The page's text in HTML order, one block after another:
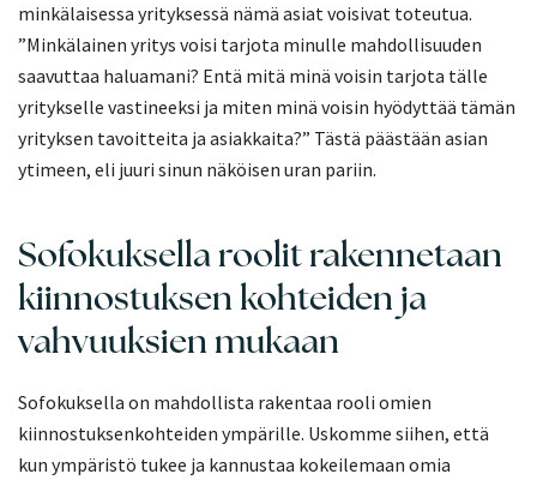
minkälaisessa yrityksessä nämä asiat voisivat toteutua.
”Minkälainen yritys voisi tarjota minulle mahdollisuuden
saavuttaa haluamani? Entä mitä minä voisin tarjota tälle
yritykselle vastineeksi ja miten minä voisin hyödyttää tämän
yrityksen tavoitteita ja asiakkaita?” Tästä päästään asian
ytimeen, eli juuri sinun näköisen uran pariin.
Sofokuksella roolit rakennetaan
kiinnostuksen kohteiden ja
vahvuuksien mukaan
Sofokuksella on mahdollista rakentaa rooli omien
kiinnostuksenkohteiden ympärille. Uskomme siihen, että
kun ympäristö tukee ja kannustaa kokeilemaan omia